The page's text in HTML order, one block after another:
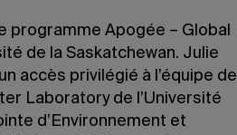
programme Apogée – Global
de la Saskatchewan. Julie
accès privilégié à l’équipe de
Laboratory de l’Université
d’Environnement et